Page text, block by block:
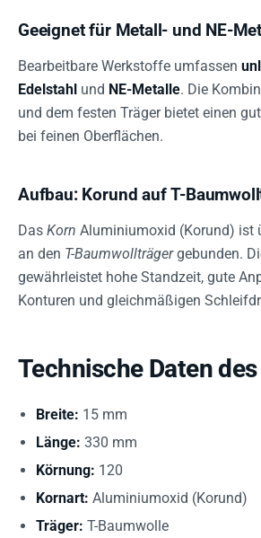
Geeignet für Metall- und NE-
Bearbeitbare Werkstoffe umfassen
Edelstahl und NE-Metalle. Die
und dem festen Träger bietet einen
bei feinen Oberflächen.
Aufbau: Korund auf T-
Das Korn Aluminiumoxid (Korund) ist
an den T-Baumwollträgergebunden.
gewährleistet hohe Standzeit, gute
Konturen und gleichmäßigen
Technische Daten
Breite: 15 mm
Länge: 330 mm
Körnung: 120
Kornart: Aluminiumoxid (Korund)
Träger: T-Baumwolle